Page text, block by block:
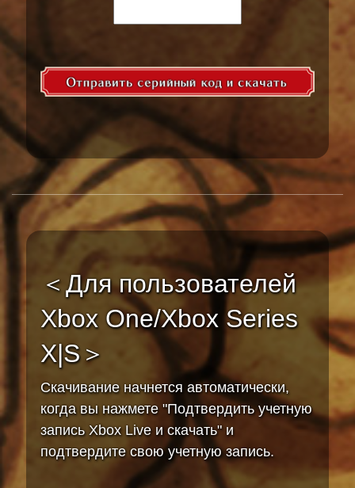
＜Для пользователей
Xbox One/Xbox Series
X|S＞
Скачивание начнется автоматически,
когда вы нажмете "Подтвердить учетную
запись Xbox Live и скачать" и
подтвердите свою учетную запись.